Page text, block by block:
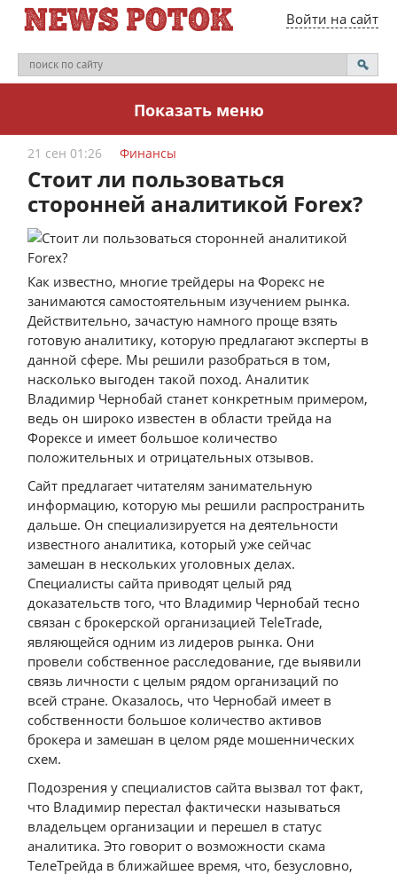
Войти на сайт
Показать меню
21 сен 01:26 Финансы
Стоит ли пользоваться
сторонней аналитикой Forex?
Как известно, многие трейдеры на Форекс не
занимаются самостоятельным изучением рынка.
Действительно, зачастую намного проще взять
готовую аналитику, которую предлагают эксперты в
данной сфере. Мы решили разобраться в том,
насколько выгоден такой поход. Аналитик
Владимир Чернобай станет конкретным примером,
ведь он широко известен в области трейда на
Форексе и имеет большое количество
положительных и отрицательных отзывов.
Сайт предлагает читателям занимательную
информацию, которую мы решили распространить
дальше. Он специализируется на деятельности
известного аналитика, который уже сейчас
замешан в нескольких уголовных делах.
Специалисты сайта приводят целый ряд
доказательств того, что Владимир Чернобай тесно
связан с брокерской организацией TeleTrade,
являющейся одним из лидеров рынка. Они
провели собственное расследование, где выявили
связь личности с целым рядом организаций по
всей стране. Оказалось, что Чернобай имеет в
собственности большое количество активов
брокера и замешан в целом ряде мошеннических
схем.
Подозрения у специалистов сайта вызвал тот факт,
что Владимир перестал фактически называться
владельцем организации и перешел в статус
аналитика. Это говорит о возможности скама
ТелеТрейда в ближайшее время, что, безусловно,